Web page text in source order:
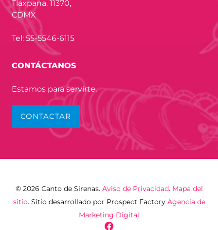
Tlaxpana, 11370,
CDMX
Tel: 55-5546-6115
CONTÁCTANOS
Estamos para servirte.
CONTACTAR
© 2026 Canto de Sirenas. Aviso de Privacidad. Mapa del
sitio. Sitio desarrollado por Prospect Factory Agencia de
Marketing Digital